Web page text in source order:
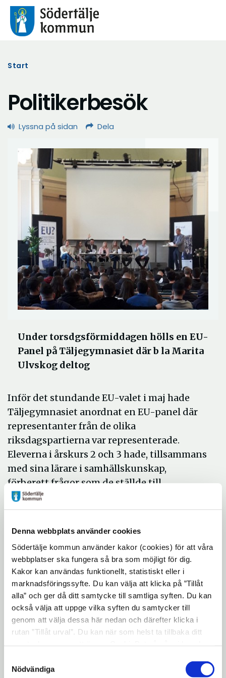
Denna webbplats använder cookies
Södertälje kommun använder kakor (cookies) för att våra
webbplatser ska fungera så bra som möjligt för dig.
Kakor kan användas funktionellt, statistiskt eller i
marknadsföringssyfte. Du kan välja att klicka på ”Tillåt
alla” och ger då ditt samtycke till samtliga syften. Du kan
också välja att uppge vilka syften du samtycker till
genom att välja dessa här nedan och därefter klicka i
rutan ”Tillåt urval”. Du kan när som helst ta tillbaka ditt
"Visa detaljer" kan du läsa om hur kakorna används och
Nödvändiga
Start
Politikerbesök
Lyssna på sidan Dela
Under torsdgsförmiddagen hölls en EU-
Panel på Täljegymnasiet där b la Marita
Ulvskog deltog
Inför det stundande EU-valet i maj hade
Täljegymnasiet anordnat en EU-panel där
representanter från de olika
riksdagspartierna var representerade.
Eleverna i årskurs 2 och 3 hade, tillsammans
med sina lärare i samhällskunskap,
förberett frågor som de ställde till
politikerna.